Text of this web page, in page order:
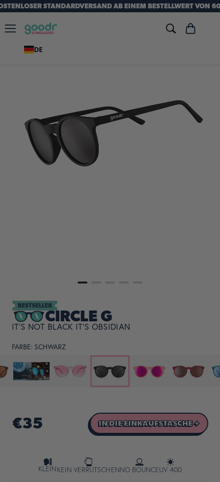
STANDARDVERSAND AB EINEM BESTELLWERT VON
Menü
DE
BESTSELLER
CIRCLE G
IT'S NOT BLACK IT'S OBSIDIAN
€35 IN DIE EINKAUFSTASCHE +
FARBE: SCHWARZ
KLEINKEIN VERRUTSCHENNO BOUNCEUV 400